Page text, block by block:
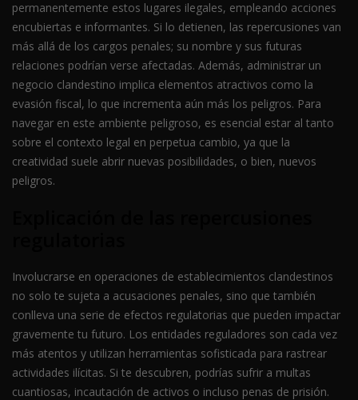
permanentemente estos lugares ilegales, empleando acciones
encubiertas e informantes. Si lo detienen, las repercusiones van
más allá de los cargos penales; su nombre y sus futuras
relaciones podrían verse afectadas. Además, administrar un
negocio clandestino implica elementos atractivos como la
evasión fiscal, lo que incrementa aún más los peligros. Para
navegar en este ambiente peligroso, es esencial estar al tanto
sobre el contexto legal en perpetua cambio, ya que la
creatividad suele abrir nuevas posibilidades, o bien, nuevos
peligros.
Involucrarse en operaciones de establecimientos clandestinos
no solo te sujeta a acusaciones penales, sino que también
conlleva una serie de efectos regulatorias que pueden impactar
gravemente tu futuro. Los entidades reguladores son cada vez
más atentos y utilizan herramientas sofisticada para rastrear
actividades ilícitas. Si te descubren, podrías sufrir a multas
cuantiosas, incautación de activos o incluso penas de prisión.